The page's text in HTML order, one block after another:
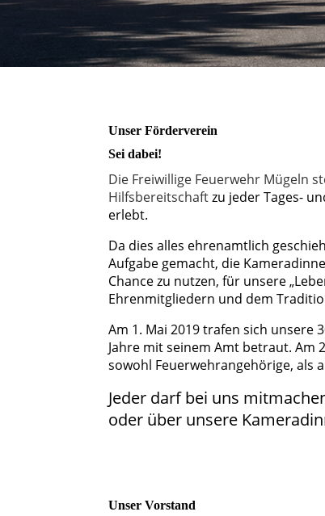
Unser Förderverein
Sei dabei!
Die Freiwillige Feuerwehr Mügeln
Hilfsbereitschaftzu jeder Tages-
erlebt.
Da dies alles ehrenamtlich
Aufgabe gemacht, die
Chance zu nutzen, für unsere
Ehrenmitgliedern und dem
Am 1. Mai 2019 trafen sich
Jahre mit seinem Amt betraut. Am
sowohl Feuerwehrangehörige, als
Jeder darf bei uns
oder über unsere
Unser Vorstand